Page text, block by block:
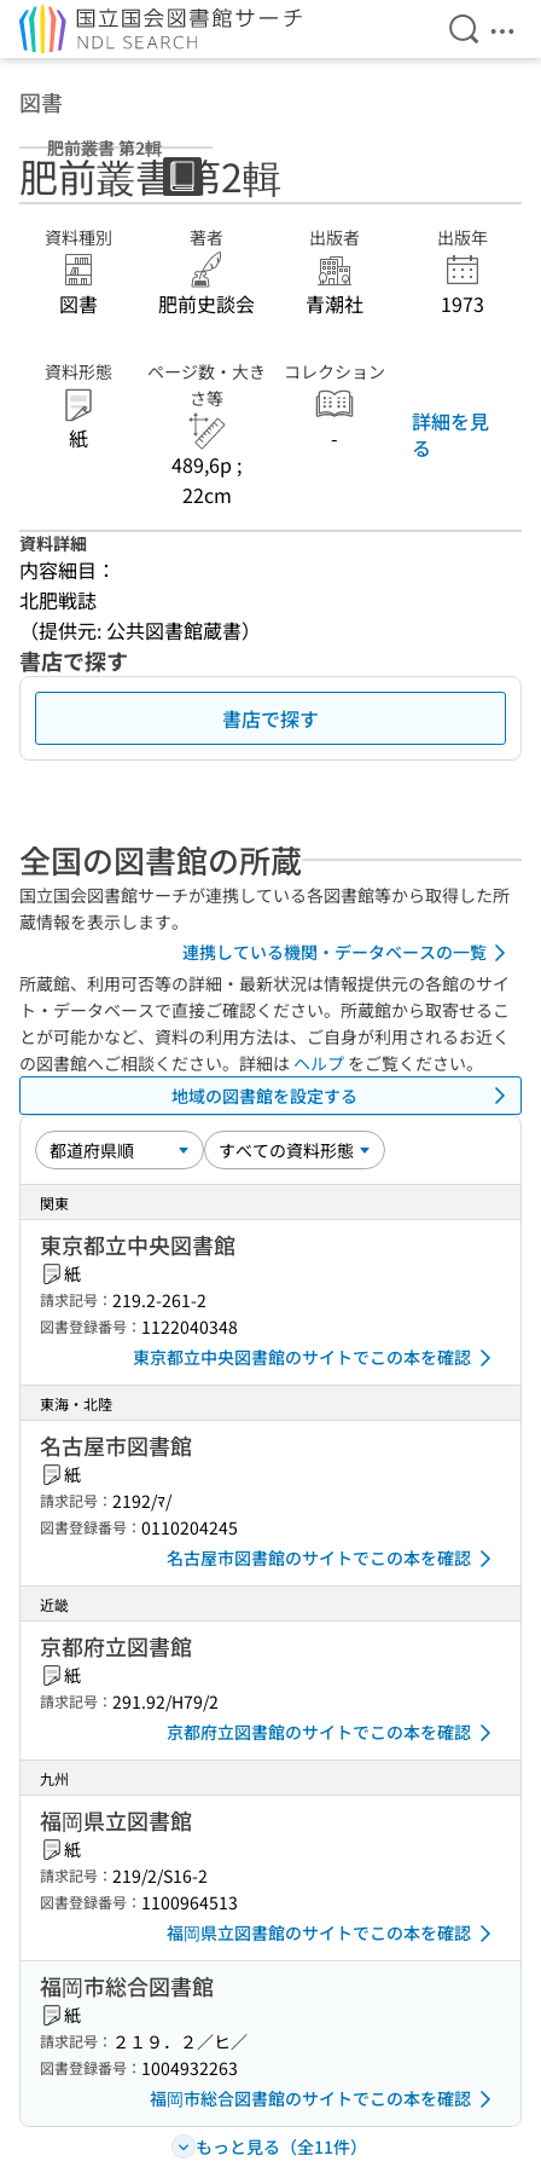
検索を
メ
図書
肥前叢書 第2輯
肥前叢書 第2輯
資料種別
図書
著者
肥前史談会
出版者
青潮社
出版年
1973
資料形態
紙
ページ数・大き
さ等
489,6p ;
22cm
コレクション
-
詳細を見
る
資料詳細
内容細目：
北肥戦誌
（提供元: 公共図書館蔵書）
書店で探す
書店で探す
全国の図書館の所蔵
国立国会図書館サーチが連携している各図書館等から取得した所
蔵情報を表示します。
連携している機関・データベースの一覧
所蔵館、利用可否等の詳細・最新状況は情報提供元の各館のサイ
ト・データベースで直接ご確認ください。所蔵館から取寄せるこ
とが可能かなど、資料の利用方法は、ご自身が利用されるお近く
の図書館へご相談ください。詳細は ヘルプ をご覧ください。
地域の図書館を設定する
関東
東京都立中央図書館
紙
請求記号： 219.2-261-2
図書登録番号： 1122040348
東京都立中央図書館のサイトでこの本を確認
東海・北陸
名古屋市図書館
紙
請求記号： 2192/ﾏ/
図書登録番号： 0110204245
名古屋市図書館のサイトでこの本を確認
近畿
京都府立図書館
紙
請求記号： 291.92/H79/2
京都府立図書館のサイトでこの本を確認
九州
福岡県立図書館
紙
請求記号： 219/2/S16-2
図書登録番号： 1100964513
福岡県立図書館のサイトでこの本を確認
福岡市総合図書館
紙
請求記号： ２１９．２／ヒ／
図書登録番号： 1004932263
福岡市総合図書館のサイトでこの本を確認
もっと見る（全11件）